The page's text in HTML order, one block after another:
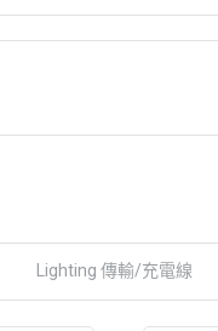
Lighting 傳輸/充電線